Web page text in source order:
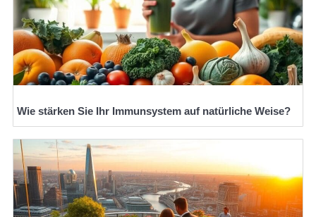
Wie stärken Sie Ihr Immunsystem auf natürliche Weise?